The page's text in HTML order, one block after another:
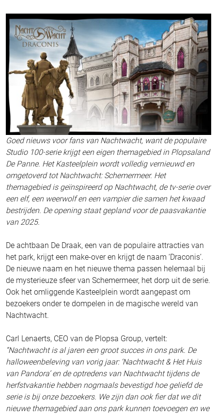
Goed nieuws voor fans van Nachtwacht, want de populaire
Studio 100-serie krijgt een eigen themagebied in Plopsaland
De Panne. Het Kasteelplein wordt volledig vernieuwd en
omgetoverd tot Nachtwacht: Schemermeer. Het
themagebied is geïnspireerd op Nachtwacht, de tv-serie over
een elf, een weerwolf en een vampier die samen het kwaad
bestrijden. De opening staat gepland voor de paasvakantie
van 2025.
De achtbaan De Draak, een van de populaire attracties van
het park, krijgt een make-over en krijgt de naam ‘Draconis’.
De nieuwe naam en het nieuwe thema passen helemaal bij
de mysterieuze sfeer van Schemermeer, het dorp uit de serie.
Ook het omliggende Kasteelplein wordt aangepast om
bezoekers onder te dompelen in de magische wereld van
Nachtwacht.
Carl Lenaerts, CEO van de Plopsa Group, vertelt:
“Nachtwacht is al jaren een groot succes in ons park. De
halloweenbeleving van vorig jaar: ‘Nachtwacht & Het Huis
van Pandora’ en de optredens van Nachtwacht tijdens de
herfstvakantie hebben nogmaals bevestigd hoe geliefd de
serie is bij onze bezoekers. We zijn dan ook fier dat we dit
nieuwe themagebied aan ons park kunnen toevoegen en we